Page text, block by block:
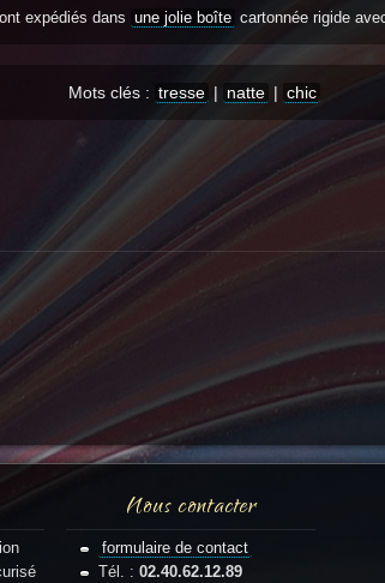
expédiés dans une jolie boîte cartonnée rigide
Mots clés : tresse | natte | chic
Nous contacter
formulaire de contact
Tél. : 02.40.62.12.89